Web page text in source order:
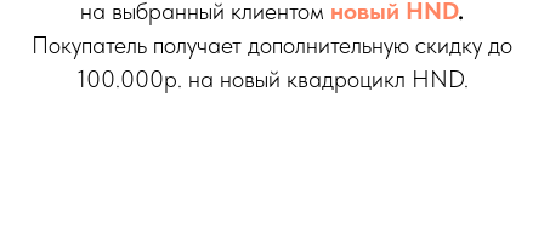
на выбранный клиентом новый HND.
Покупатель получает дополнительную скидку до
100.000р. на новый квадроцикл HND.